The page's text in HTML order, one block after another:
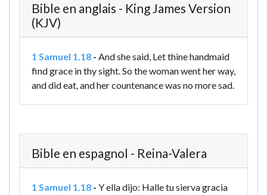
Bible en anglais - King James Version
(KJV)
1 Samuel 1.18 - And she said, Let thine handmaid
find grace in thy sight. So the woman went her way,
and did eat, and her countenance was no more sad.
Bible en espagnol - Reina-Valera
1 Samuel 1.18 - Y ella dijo: Halle tu sierva gracia